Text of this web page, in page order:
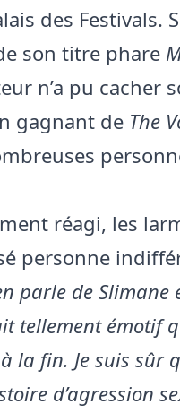
des Festivals.
son titre phare
n’a pu cacher
gagnant de The
réagi, les
personne
parle de Slimane
tellement émotif
la fin. Je suis sûr
d’agression